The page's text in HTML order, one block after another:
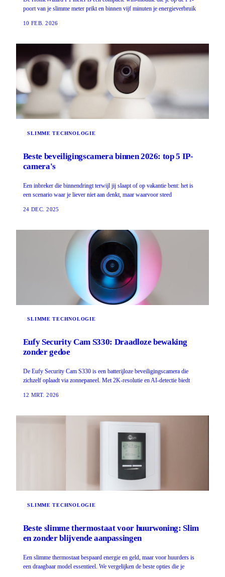
poort van je slimme meter prikt en binnen vijf minuten je energieverbruik
10 FEB. 2026
SLIMME TECHNOLOGIE
Beste beveiligingscamera binnen 2026: top 5 IP-
camera's
Een inbreker die binnendringt terwijl jij slaapt of op vakantie bent: het is
een scenario waar je liever niet aan denkt, maar waarvoor steed
24 DEC. 2025
SLIMME TECHNOLOGIE
Eufy Security Cam S330: Draadloze bewaking
zonder gedoe
De Eufy Security Cam S330 is een batterijloze beveiligingscamera die
zichzelf oplaadt via zonnepaneel. Met 2K-resolutie en AI-detectie biedt
12 MRT. 2026
SLIMME TECHNOLOGIE
Beste slimme thermostaat voor huurwoning: Slim
en zonder blijvende aanpassingen
Een slimme thermostaat bespaard energie en geld, maar voor huurders is
een draagbaar model essentieel. We vergelijken de beste opties die je